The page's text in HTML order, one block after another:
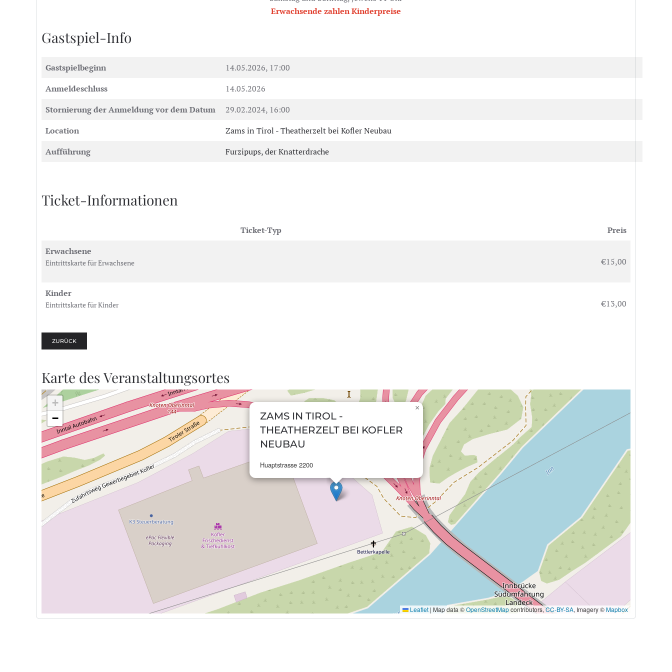
Erwachsende zahlen Kinderpreise
Gastspiel-Info
Gastspielbeginn
14.05.2026, 17:00
Anmeldeschluss
14.05.2026
Stornierung der Anmeldung vor dem Datum
29.02.2024, 16:00
Location
Zams in Tirol - Theatherzelt bei Kofler Neubau
Aufführung
Furzipups, der Knatterdrache
Ticket-Informationen
Ticket-Typ
Preis
Erwachsene
Eintrittskarte für Erwachsene €15,00
Kinder
Eintrittskarte für Kinder €13,00
ZURÜCK
Karte des Veranstaltungsortes
ZAMS IN TIROL -
THEATHERZELT BEI KOFLER
NEUBAU
Huaptstrasse 2200
×
+
−
Leaflet | Map data ©OpenStreetMapcontributors,CC-BY-SA, Imagery ©Mapbox